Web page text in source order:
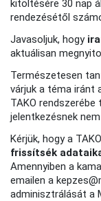
kitöltésére 30 nap
rendezésétől
Javasoljuk, hogy
aktuálisan
Természetesen
várjuk a téma iránt
TAKO
jelentkezésnek
Kérjük, hogy a
frissítsék
Amennyiben a
emailen a
adminisztrálását a